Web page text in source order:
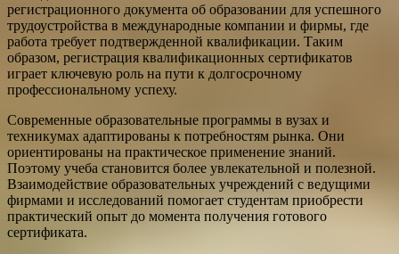
регистрационного документа об образовании для успешного
трудоустройства в международные компании и фирмы, где
работа требует подтвержденной квалификации. Таким
образом, регистрация квалификационных сертификатов
играет ключевую роль на пути к долгосрочному
профессиональному успеху.
Современные образовательные программы в вузах и
техникумах адаптированы к потребностям рынка. Они
ориентированы на практическое применение знаний.
Поэтому учеба становится более увлекательной и полезной.
Взаимодействие образовательных учреждений с ведущими
фирмами и исследований помогает студентам приобрести
практический опыт до момента получения готового
сертификата.